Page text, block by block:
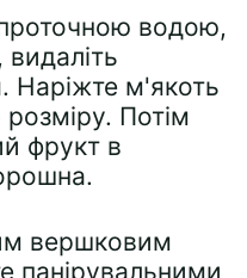
водою,
видаліть
Наріжте м'якоть
Потім
фрукт в
вершковим
панірувальними